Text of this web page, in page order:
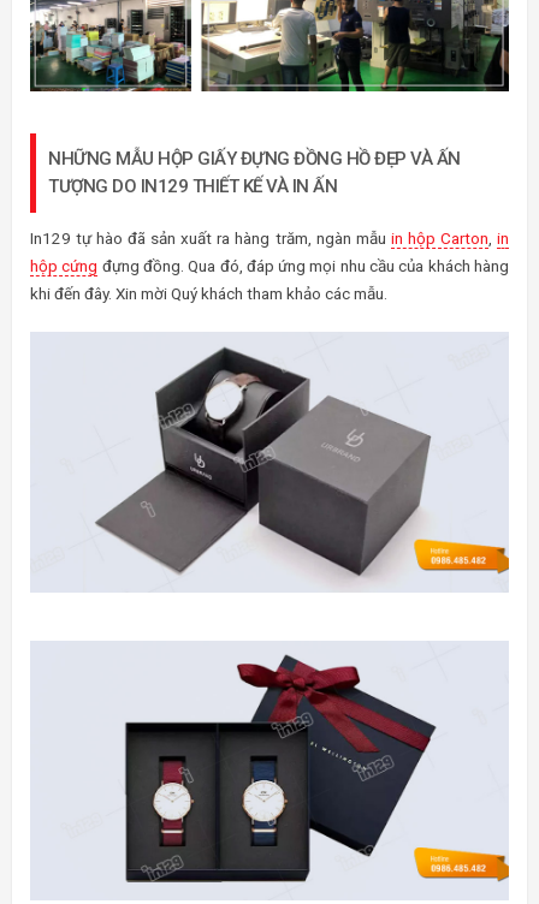
NHỮNG MẪU HỘP GIẤY ĐỰNG ĐỒNG HỒ ĐẸP VÀ ẤN
TƯỢNG DO IN129 THIẾT KẾ VÀ IN ẤN
In129 tự hào đã sản xuất ra hàng trăm, ngàn mẫu in hộp Carton,in
hộp cứng đựng đồng. Qua đó, đáp ứng mọi nhu cầu của khách hàng
khi đến đây. Xin mời Quý khách tham khảo các mẫu.